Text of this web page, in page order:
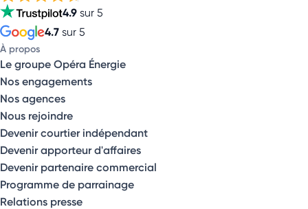
4.9 sur 5
4.7 sur 5
À propos
Le groupe Opéra Énergie
Nos engagements
Nos agences
Nous rejoindre
Devenir courtier indépendant
Devenir apporteur d'affaires
Devenir partenaire commercial
Programme de parrainage
Relations presse